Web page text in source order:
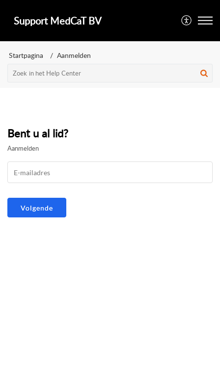
Support MedCaT BV
Startpagina Aanmelden
Bent u al lid?
Aanmelden